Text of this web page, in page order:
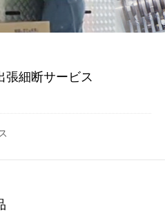
張細断サービス